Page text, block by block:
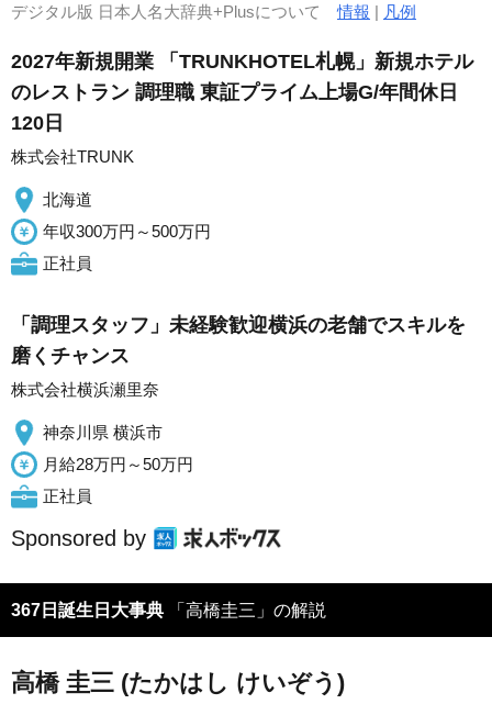
デジタル版 日本人名大辞典+Plusについて情報 | 凡例
2027年新規開業 「TRUNKHOTEL札幌」新規ホテル
のレストラン 調理職 東証プライム上場G/年間休日
120日
株式会社TRUNK
北海道
年収300万円～500万円
正社員
「調理スタッフ」未経験歓迎横浜の老舗でスキルを
磨くチャンス
株式会社横浜瀬里奈
神奈川県 横浜市
月給28万円～50万円
正社員
Sponsored by
367日誕生日大事典 「高橋圭三」の解説
高橋 圭三 (たかはし けいぞう)